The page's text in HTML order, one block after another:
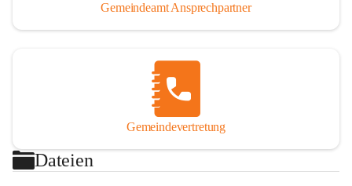
Gemeindeamt Ansprechpartner
Gemeindevertretung
Dateien